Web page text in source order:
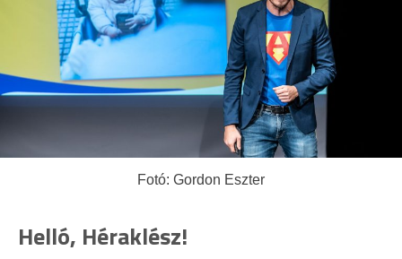
Fotó: Gordon Eszter
Helló, Héraklész!